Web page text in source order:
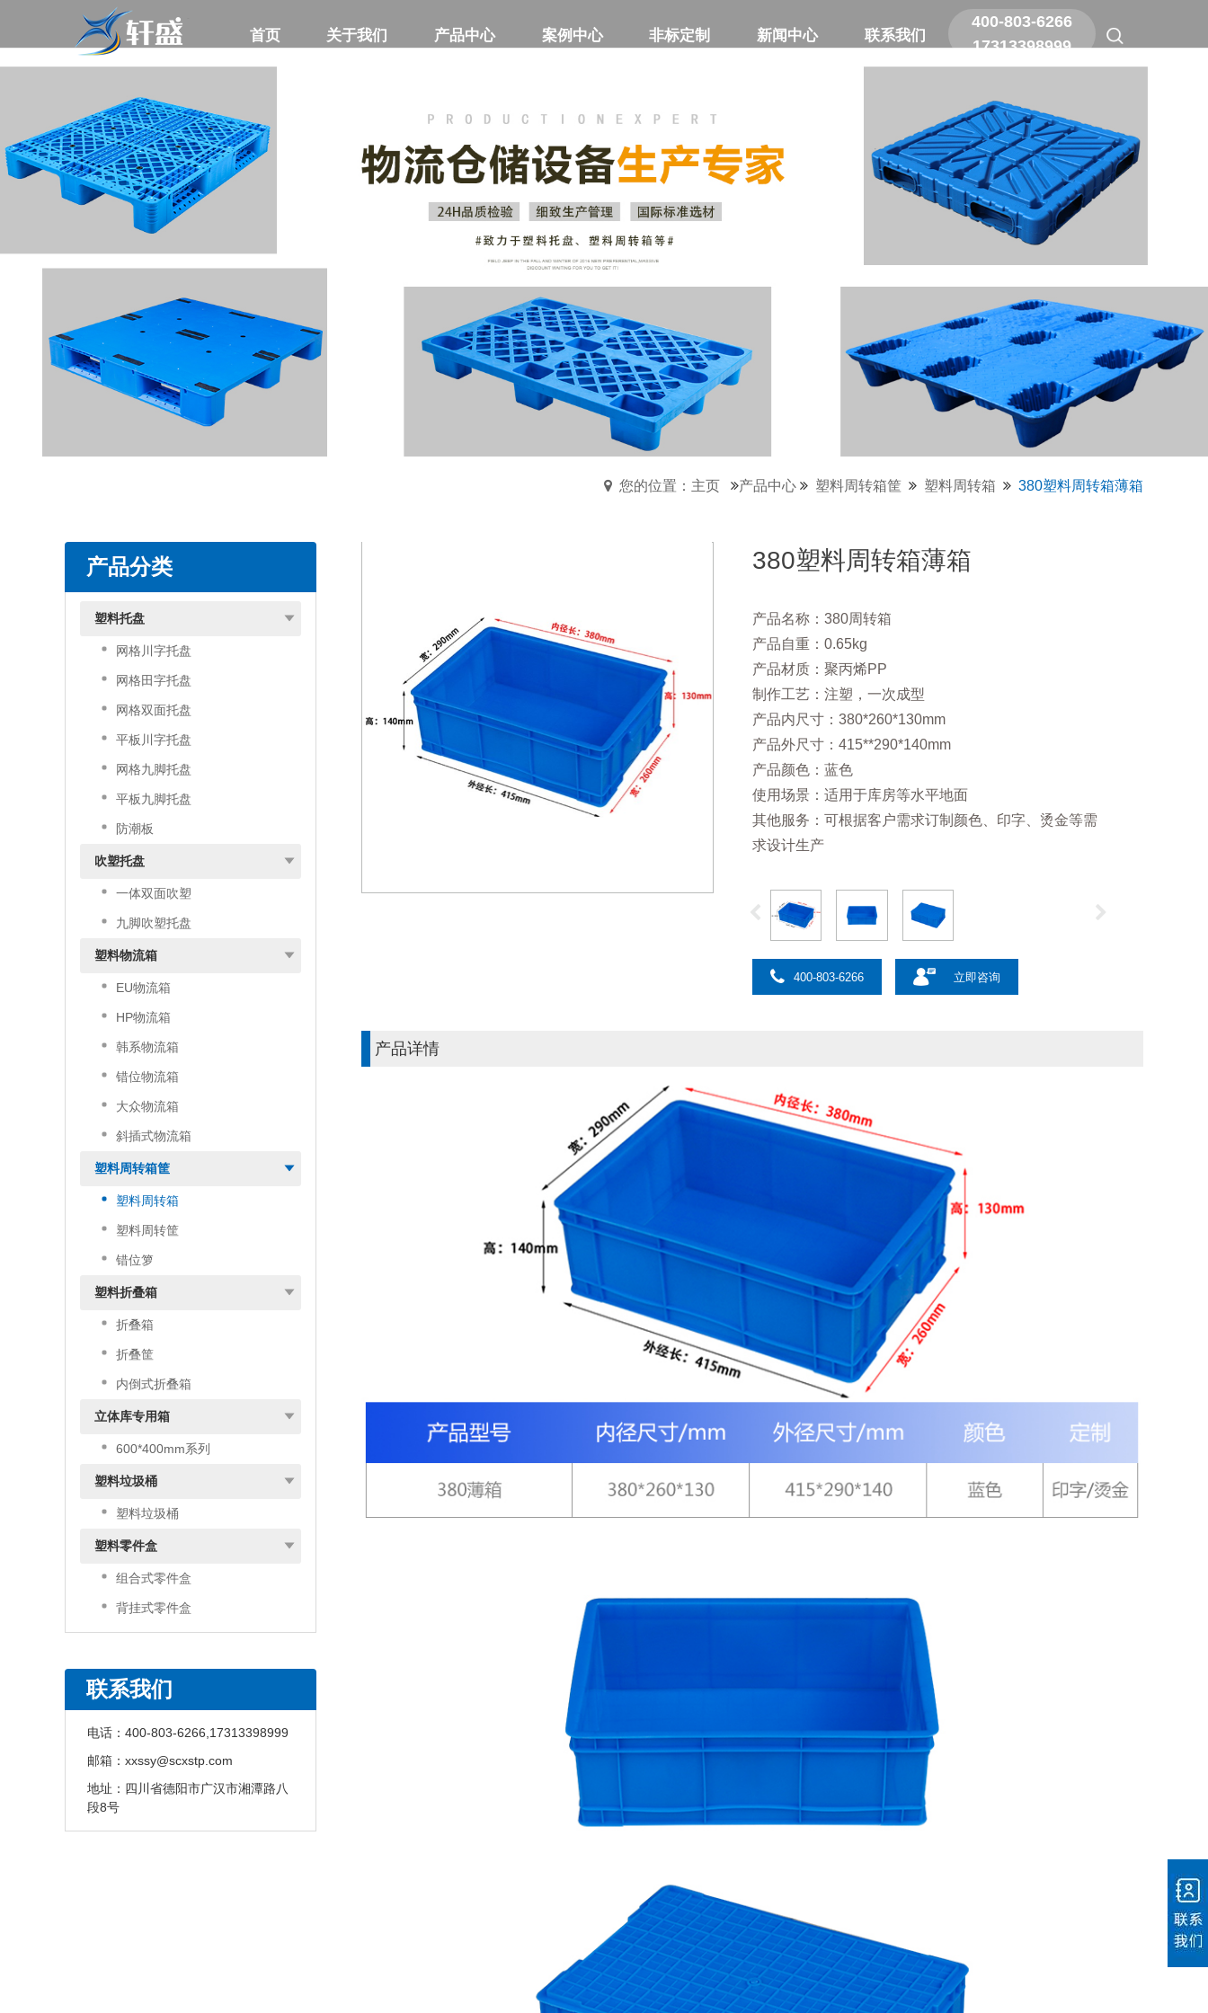
首页 关于我们 产品中心 案例中心 非标定制 新闻中心 联系我们
400-803-6266
17313398999
首页 关于我们 产品中心 案例中心 非标定制 新闻中心 联系我们
400-803-6266
17313398999
您的位置：主页 产品中心 塑料周转箱筐 塑料周转箱 380塑料周转箱薄箱
产品分类
塑料托盘
网格川字托盘
网格田字托盘
网格双面托盘
平板川字托盘
网格九脚托盘
平板九脚托盘
防潮板
吹塑托盘
一体双面吹塑
九脚吹塑托盘
塑料物流箱
EU物流箱
HP物流箱
韩系物流箱
错位物流箱
大众物流箱
斜插式物流箱
塑料周转箱筐
塑料周转箱
塑料周转筐
错位箩
塑料折叠箱
折叠箱
折叠筐
内倒式折叠箱
立体库专用箱
600*400mm系列
塑料垃圾桶
塑料垃圾桶
塑料零件盒
组合式零件盒
背挂式零件盒
联系我们
电话： 400-803-6266,17313398999
邮箱： xxssy@scxstp.com
地址： 四川省德阳市广汉市湘潭路八
段8号
380塑料周转箱薄箱
产品名称：380周转箱
产品自重：0.65kg
产品材质：聚丙烯PP
制作工艺：注塑，一次成型
产品内尺寸：380*260*130mm
产品外尺寸：415**290*140mm
产品颜色：蓝色
使用场景：适用于库房等水平地面
其他服务：可根据客户需求订制颜色、印字、烫金等需
求设计生产
400-803-6266 立即咨询
产品详情